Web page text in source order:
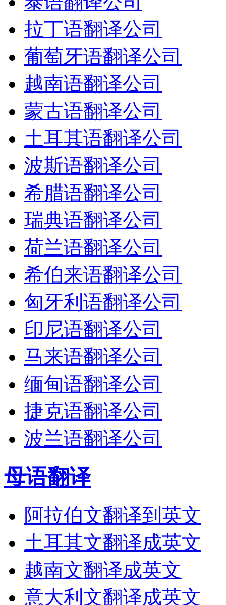
拉丁语翻译公司
葡萄牙语翻译公司
越南语翻译公司
蒙古语翻译公司
土耳其语翻译公司
波斯语翻译公司
希腊语翻译公司
瑞典语翻译公司
荷兰语翻译公司
希伯来语翻译公司
匈牙利语翻译公司
印尼语翻译公司
马来语翻译公司
缅甸语翻译公司
捷克语翻译公司
波兰语翻译公司
母语翻译
阿拉伯文翻译到英文
土耳其文翻译成英文
越南文翻译成英文
意大利文翻译成英文